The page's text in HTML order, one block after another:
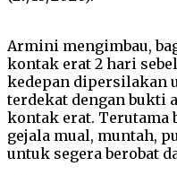
Armini mengimbau,
kontak erat 2 hari
kedepan dipersilakan
terdekat dengan bukti
kontak erat. Terutama
gejala mual, muntah,
untuk segera berobat